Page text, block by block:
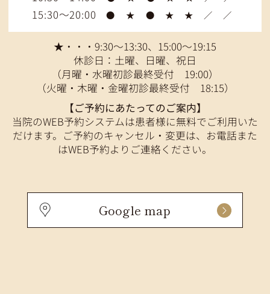
15:30～20:00 ● ★ ● ★ ★ ／ ／
★・・・9:30～13:30、15:00～19:15
休診日：土曜、日曜、祝日
（月曜・水曜初診最終受付 19:00）
（火曜・木曜・金曜初診最終受付 18:15）
【ご予約にあたってのご案内】
当院のWEB予約システムは患者様に無料でご利用いた
だけます。ご予約のキャンセル・変更は、お電話また
はWEB予約よりご連絡ください。
Google map